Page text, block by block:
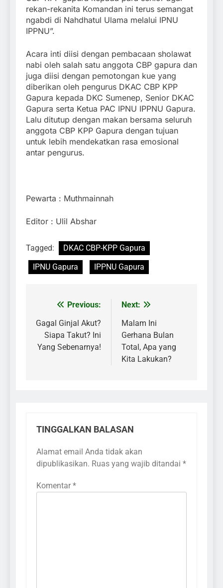
rekan-rekanita Komandan ini terus semangat
ngabdi di Nahdhatul Ulama melalui IPNU
IPPNU”.
Acara inti diisi dengan pembacaan sholawat
nabi oleh salah satu anggota CBP gapura dan
juga diisi dengan pemotongan kue yang
diberikan oleh pengurus DKAC CBP KPP
Gapura kepada DKC Sumenep, Senior DKAC
Gapura serta Ketua PAC IPNU IPPNU Gapura.
Lalu ditutup dengan makan bersama seluruh
anggota CBP KPP Gapura dengan tujuan
untuk lebih mendekatkan rasa emosional
antar pengurus.
Pewarta : Muthmainnah
Editor : Ulil Abshar
Tagged:
DKAC CBP-KPP Gapura
IPNU Gapura
IPPNU Gapura
Navigasi
pos
Previous:
Gagal Ginjal Akut?
Siapa Takut? Ini
Yang Sebenarnya!
Next:
Malam Ini
Gerhana Bulan
Total, Apa yang
Kita Lakukan?
TINGGALKAN BALASAN
Alamat email Anda tidak akan
dipublikasikan. Ruas yang wajib ditandai *
Komentar *